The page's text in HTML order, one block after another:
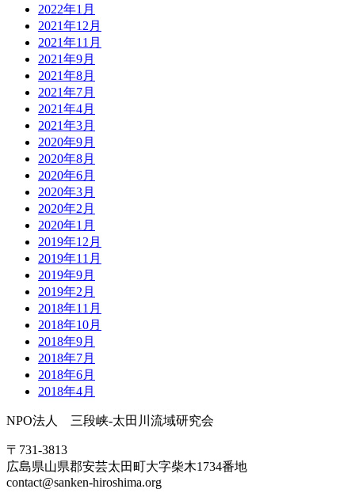
2022年1月
2021年12月
2021年11月
2021年9月
2021年8月
2021年7月
2021年4月
2021年3月
2020年9月
2020年8月
2020年6月
2020年3月
2020年2月
2020年1月
2019年12月
2019年11月
2019年9月
2019年2月
2018年11月
2018年10月
2018年9月
2018年7月
2018年6月
2018年4月
NPO法人 三段峡-太田川流域研究会
〒731-3813
広島県山県郡安芸太田町大字柴木1734番地
contact@sanken-hiroshima.org